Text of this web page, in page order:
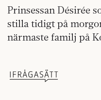
Prinsessan Désirée
stilla tidigt på
närmaste familj på